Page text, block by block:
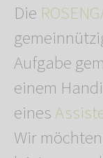
Die
Aufgabe
einem
eines
Wir